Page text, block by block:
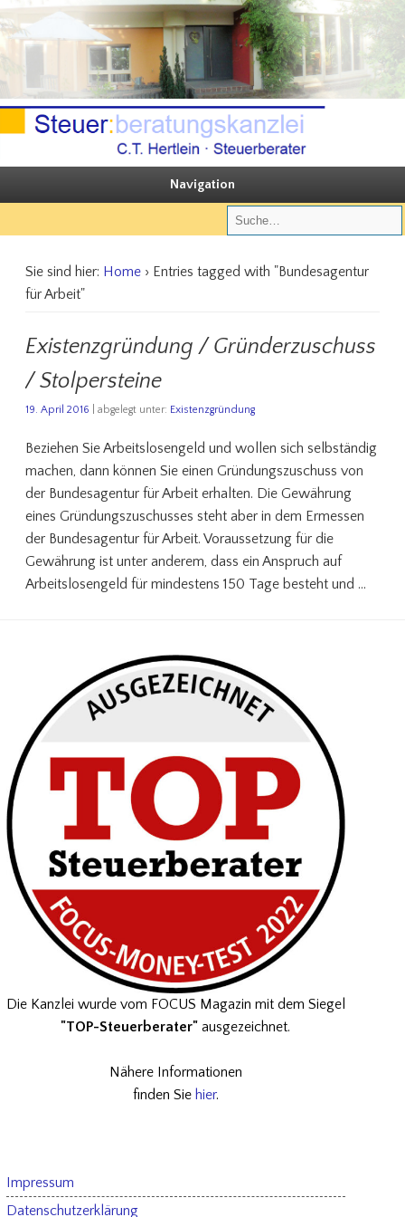
Steuerberatungskanzlei C.T. Hertlein
Sie steuern, wir beraten
Navigation
Sie sind hier: Home› Entries tagged with "Bundesagentur
für Arbeit"
Existenzgründung / Gründerzuschuss
/ Stolpersteine
19. April 2016 | abgelegt unter: Existenzgründung
Beziehen Sie Arbeitslosengeld und wollen sich selbständig
machen, dann können Sie einen Gründungszuschuss von
der Bundesagentur für Arbeit erhalten. Die Gewährung
eines Gründungszuschusses steht aber in dem Ermessen
der Bundesagentur für Arbeit. Voraussetzung für die
Gewährung ist unter anderem, dass ein Anspruch auf
Arbeitslosengeld für mindestens 150 Tage besteht und …
Die Kanzlei wurde vom FOCUS Magazin mit dem Siegel
"TOP-Steuerberater" ausgezeichnet.
Nähere Informationen
finden Sie hier.
Impressum
Datenschutzerklärung